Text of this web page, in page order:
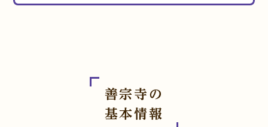
善宗寺の
基本情報